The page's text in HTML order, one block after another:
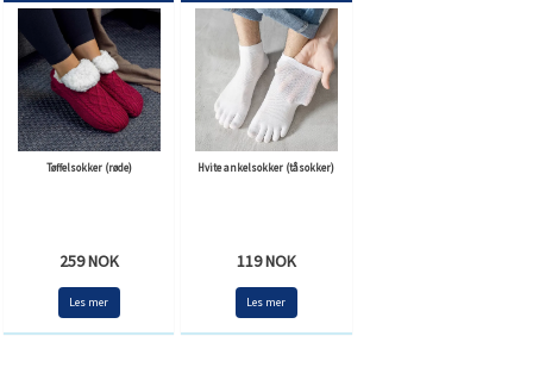
Tøffelsokker (røde)
259 NOK
Les mer
Hvite ankelsokker (tåsokker)
119 NOK
Les mer